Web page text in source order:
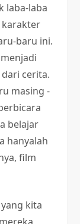
laba-laba
karakter
baru ini.
cerita.
masing -
belajar
hanyalah
film
kita